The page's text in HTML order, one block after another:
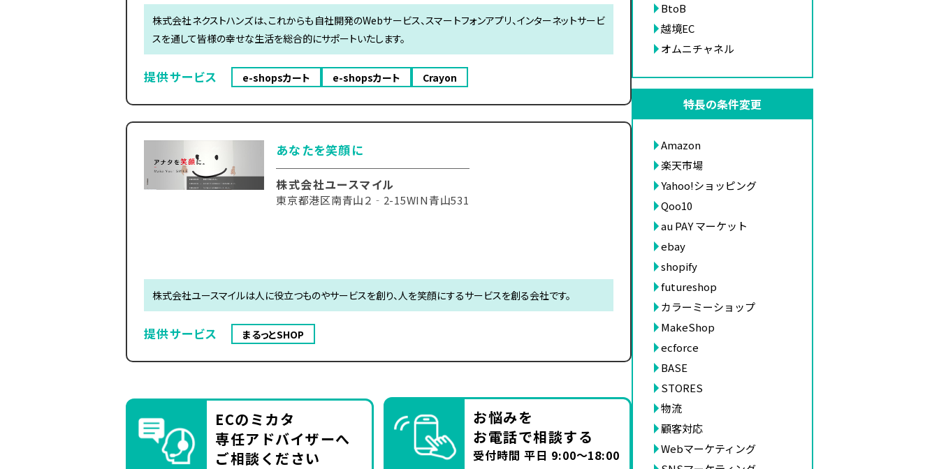
株式会社ネクストハンズは、これからも自社開発のWebサービス、スマートフォンアプリ、インターネットサービ
スを通して皆様の幸せな生活を総合的にサポートいたします。
提供サービス e-shopsカート e-shopsカート Crayon
あなたを笑顔に
株式会社ユースマイル
東京都港区南青山２‐2-15WIN青山531
株式会社ユースマイルは人に役立つものやサービスを創り、人を笑顔にするサービスを創る会社です。
提供サービス まるっとSHOP
ECのミカタ
専任アドバイザーへ
ご相談ください
お悩みを
お電話で相談する
受付時間 平日 9:00～18:00
BtoB
越境EC
オムニチャネル
特長の条件変更
Amazon
楽天市場
Yahoo!ショッピング
Qoo10
au PAY マーケット
ebay
shopify
futureshop
カラーミーショップ
MakeShop
ecforce
BASE
STORES
物流
顧客対応
Webマーケティング